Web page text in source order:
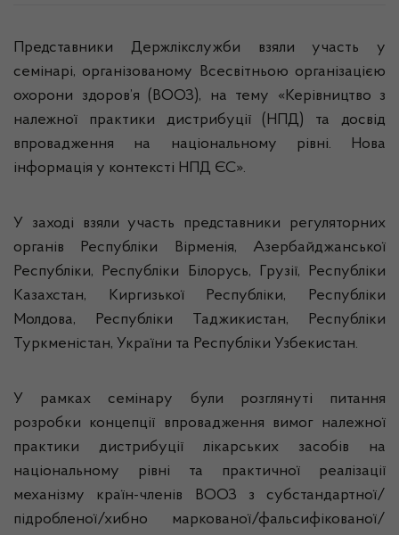
Представники Держлікслужби взяли участь у
семінарі, організованому Всесвітньою організацією
охорони здоров’я (ВООЗ), на тему «Керівництво з
належної практики дистрибуції (НПД) та досвід
впровадження на національному рівні. Нова
інформація у контексті НПД ЄС».
У заході взяли участь представники регуляторних
органів Республіки Вірменія, Азербайджанської
Республіки, Республіки Білорусь, Грузії, Республіки
Казахстан, Киргизької Республіки, Республіки
Молдова, Республіки Таджикистан, Республіки
Туркменістан, України та Республіки Узбекистан.
У рамках семінару були розглянуті питання
розробки концепції впровадження вимог належної
практики дистрибуції лікарських засобів на
національному рівні та практичної реалізації
механізму країн-членів ВООЗ з субстандартної/
підробленої/хибно маркованої/фальсифікованої/